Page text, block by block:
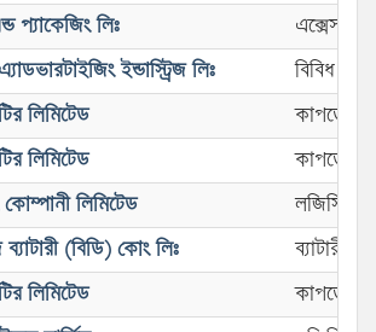
প্যাকেজিং লিঃ
এক্সেসরিজ
ইন্ডাস্ট্রিজ লিঃ
বিবিধ
লিমিটেড
কাপড়ের
লিমিটেড
কাপড়ের
কোম্পানী লিমিটেড
লজিস্টিক্স
(বিডি) কোং লিঃ
ব্যাটারী
লিমিটেড
কাপড়ের